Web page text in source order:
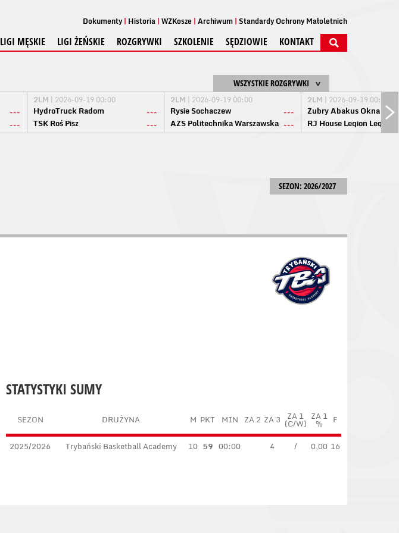
Dokumenty Historia WZKosze Archiwum Standardy Ochrony Małoletnich
LIGI MĘSKIE LIGI ŻEŃSKIE ROZGRYWKI SZKOLENIE SĘDZIOWIE KONTAKT
WSZYSTKIE ROZGRYWKI
---
---
2LM | 2026-09-19 00:00
HydroTruck Radom
---
TSK Roś Pisz
---
2LM | 2026-09-19 00:00
Rysie Sochaczew
---
AZS Politechnika Warszawska ---
2LM | 2026-09-19 00:00
Żubry Abakus Okna
RJ House Legion
SEZON: 2026/2027
STATYSTYKI SUMY
SEZON DRUŻYNA M PKT MIN ZA 2 ZA 3 ZA 1
(C/W)
ZA 1
% F
2025/2026 Trybański Basketball Academy 10 59 00:00 4 / 0,00 16